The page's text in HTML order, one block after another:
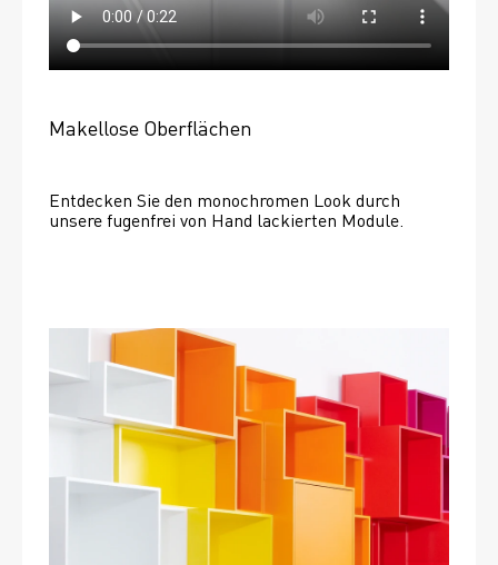
Makellose Oberflächen
Entdecken Sie den monochromen Look durch
unsere fugenfrei von Hand lackierten Module.